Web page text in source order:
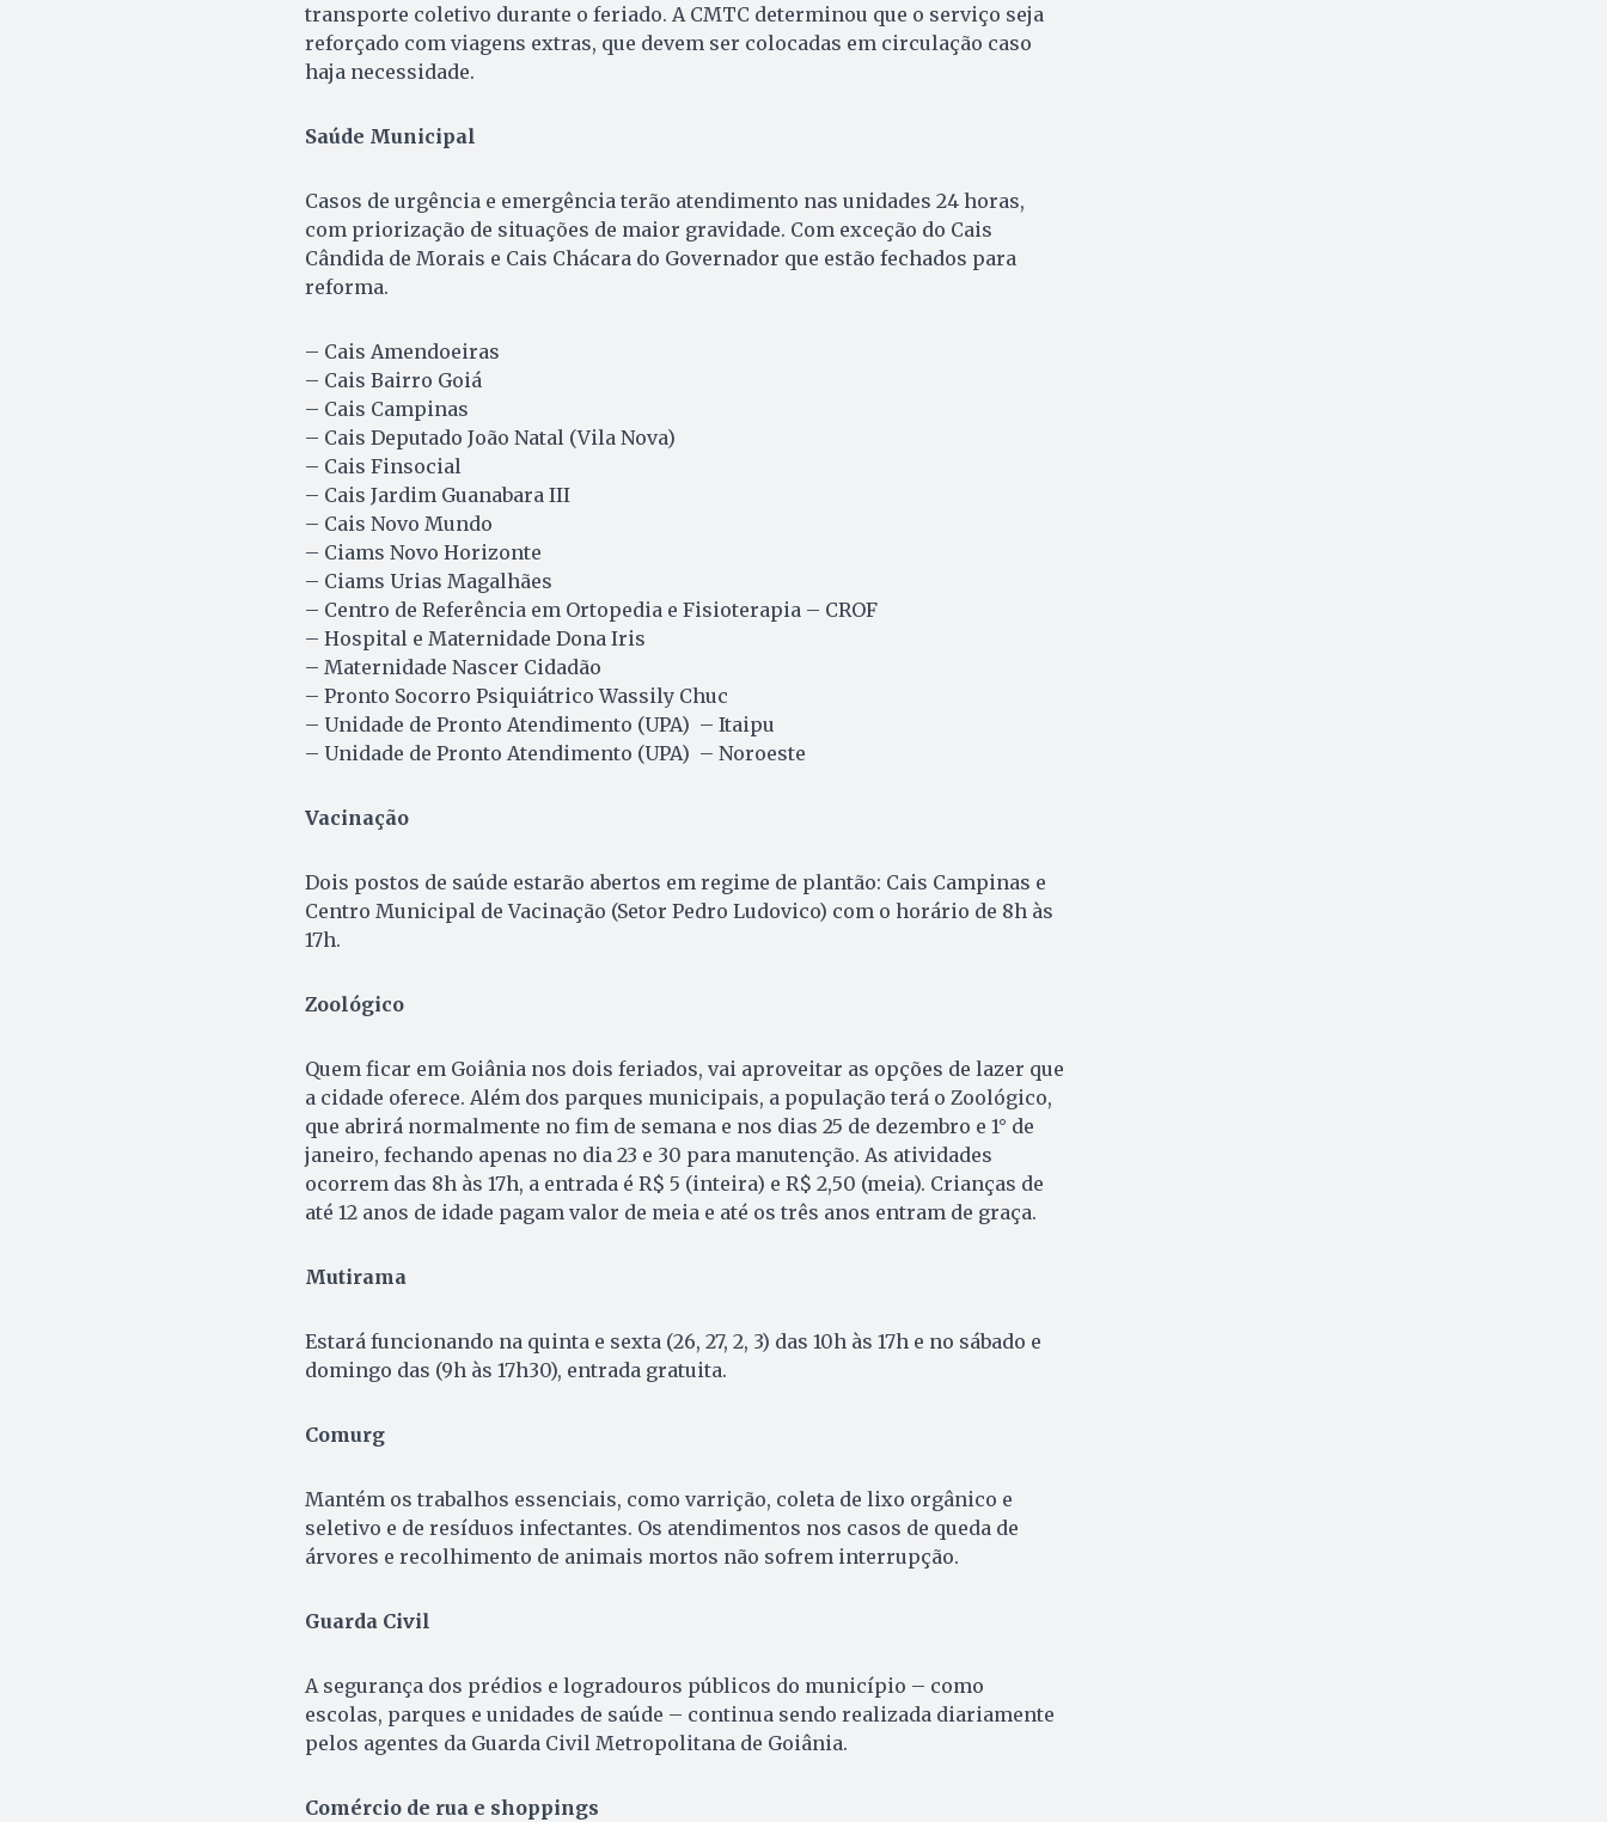
transporte coletivo durante o feriado. A CMTC determinou que o serviço seja
reforçado com viagens extras, que devem ser colocadas em circulação caso
haja necessidade.
Saúde Municipal
Casos de urgência e emergência terão atendimento nas unidades 24 horas,
com priorização de situações de maior gravidade. Com exceção do Cais
Cândida de Morais e Cais Chácara do Governador que estão fechados para
reforma.
– Cais Amendoeiras
– Cais Bairro Goiá
– Cais Campinas
– Cais Deputado João Natal (Vila Nova)
– Cais Finsocial
– Cais Jardim Guanabara III
– Cais Novo Mundo
– Ciams Novo Horizonte
– Ciams Urias Magalhães
– Centro de Referência em Ortopedia e Fisioterapia – CROF
– Hospital e Maternidade Dona Iris
– Maternidade Nascer Cidadão
– Pronto Socorro Psiquiátrico Wassily Chuc
– Unidade de Pronto Atendimento (UPA) – Itaipu
– Unidade de Pronto Atendimento (UPA) – Noroeste
Vacinação
Dois postos de saúde estarão abertos em regime de plantão: Cais Campinas e
Centro Municipal de Vacinação (Setor Pedro Ludovico) com o horário de 8h às
17h.
Zoológico
Quem ficar em Goiânia nos dois feriados, vai aproveitar as opções de lazer que
a cidade oferece. Além dos parques municipais, a população terá o Zoológico,
que abrirá normalmente no fim de semana e nos dias 25 de dezembro e 1° de
janeiro, fechando apenas no dia 23 e 30 para manutenção. As atividades
ocorrem das 8h às 17h, a entrada é R$ 5 (inteira) e R$ 2,50 (meia). Crianças de
até 12 anos de idade pagam valor de meia e até os três anos entram de graça.
Mutirama
Estará funcionando na quinta e sexta (26, 27, 2, 3) das 10h às 17h e no sábado e
domingo das (9h às 17h30), entrada gratuita.
Comurg
Mantém os trabalhos essenciais, como varrição, coleta de lixo orgânico e
seletivo e de resíduos infectantes. Os atendimentos nos casos de queda de
árvores e recolhimento de animais mortos não sofrem interrupção.
Guarda Civil
A segurança dos prédios e logradouros públicos do município – como
escolas, parques e unidades de saúde – continua sendo realizada diariamente
pelos agentes da Guarda Civil Metropolitana de Goiânia.
Comércio de rua e shoppings